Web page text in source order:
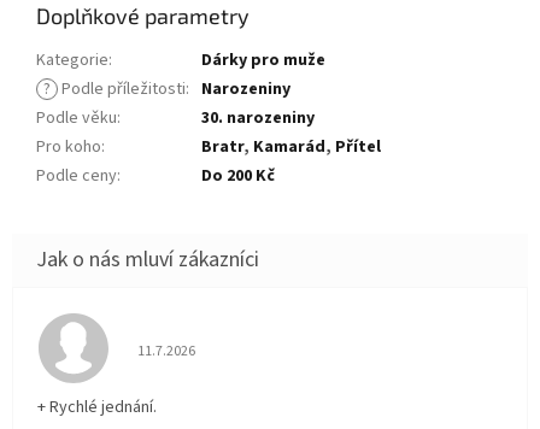
Doplňkové parametry
Kategorie:
Dárky pro muže
? Podle příležitosti: Narozeniny
Podle věku:
30. narozeniny
Pro koho: Bratr, Kamarád, Přítel
Podle ceny: Do 200 Kč
Hodnocení obchodu je 5 z 5 hvězdiček.
11.7.2026
+ Rychlé jednání.